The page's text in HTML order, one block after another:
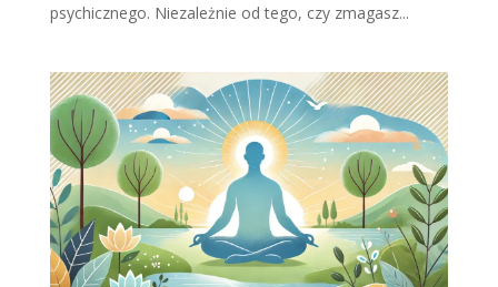
psychicznego. Niezależnie od tego, czy zmagasz...